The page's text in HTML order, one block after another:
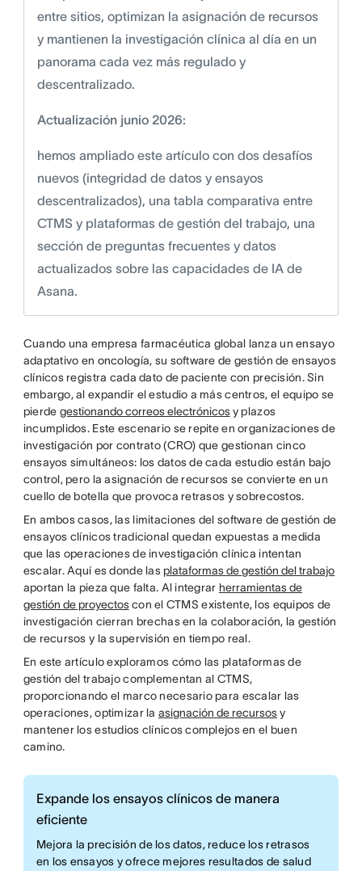
entre sitios, optimizan la asignación de recursos
y mantienen la investigación clínica al día en un
panorama cada vez más regulado y
descentralizado.
Actualización junio 2026:
hemos ampliado este artículo con dos desafíos
nuevos (integridad de datos y ensayos
descentralizados), una tabla comparativa entre
CTMS y plataformas de gestión del trabajo, una
sección de preguntas frecuentes y datos
actualizados sobre las capacidades de IA de
Asana.
Cuando una empresa farmacéutica global lanza un ensayo
adaptativo en oncología, su software de gestión de ensayos
clínicos registra cada dato de paciente con precisión. Sin
embargo, al expandir el estudio a más centros, el equipo se
pierde gestionando correos electrónicosy plazos
incumplidos. Este escenario se repite en organizaciones de
investigación por contrato (CRO) que gestionan cinco
ensayos simultáneos: los datos de cada estudio están bajo
control, pero la asignación de recursos se convierte en un
cuello de botella que provoca retrasos y sobrecostos.
En ambos casos, las limitaciones del software de gestión de
ensayos clínicos tradicional quedan expuestas a medida
que las operaciones de investigación clínica intentan
escalar. Aquí es donde las plataformas de gestión del trabajo
aportan la pieza que falta. Al integrar herramientas de
gestión de proyectoscon el CTMS existente, los equipos de
investigación cierran brechas en la colaboración, la gestión
de recursos y la supervisión en tiempo real.
En este artículo exploramos cómo las plataformas de
gestión del trabajo complementan al CTMS,
proporcionando el marco necesario para escalar las
operaciones, optimizar la asignación de recursosy
mantener los estudios clínicos complejos en el buen
camino.
Expande los ensayos clínicos de manera
eficiente
Mejora la precisión de los datos, reduce los retrasos
en los ensayos y ofrece mejores resultados de salud